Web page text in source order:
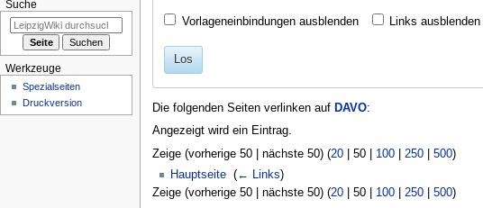
Vorlageneinbindungen ausblenden Links ausblenden
Los
Die folgenden Seiten verlinken auf DAVO:
Angezeigt wird ein Eintrag.
Zeige (vorherige 50| nächste 50) (20| 50| 100| 250| 500)
Hauptseite‎ (← Links)
Zeige (vorherige 50| nächste 50) (20| 50| 100| 250| 500)
Suche
Werkzeuge
Spezialseiten
Druckversion